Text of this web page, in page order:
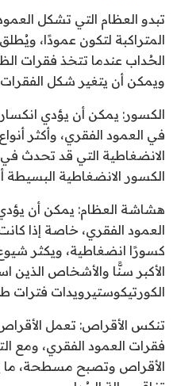
تبدو العظام التي تشكل
المتراكبة لتكون عمودًا،
الحُداب عندما تتخذ فقرات
ويمكن أن يتغير شكل الفقرات
الكسور: يمكن أن يؤدي
في العمود الفقري، وأكثر
الانضغاطية التي قد تحدث
الكسور الانضغاطية
هشاشة العظام: يمكن أن
العمود الفقري، خاصة إذا
كسورًا انضغاطية، ويكثر
الأكبر سنًّا والأشخاص الذين
الكورتيكوستيرويدات فترات
تنكس الأقراص: تعمل الأقراص
فقرات العمود الفقري، ومع
الأقراص وتصبح مسطحة، ما